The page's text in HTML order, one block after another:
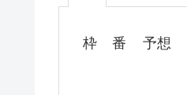
枠 番 予想